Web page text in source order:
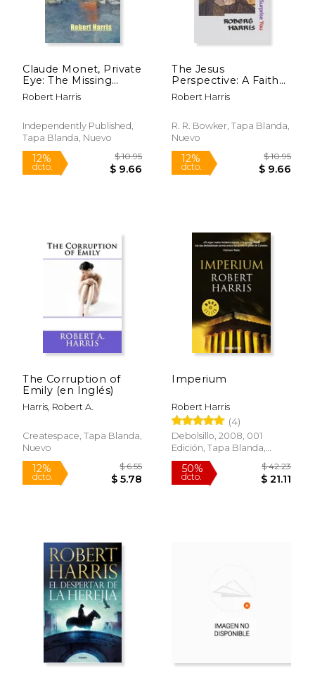
12%
dcto.
$ 9.95
$ 8.78
40%
dcto.
$
$
Claude Monet, Private
Eye: The Missing
Maltese (en Inglés)
Robert Harris
Independently Published,
Tapa Blanda, Nuevo
The Jesus
Perspective: A Faith
that May Surprise You
(en Inglés)
Robert Harris
R. R. Bowker, Tapa Blanda,
Nuevo
The Corruption of
Emily (en Inglés)
Harris, Robert A.
Createspace, Tapa Blanda,
Nuevo
Imperium
Robert Harris
(4)
Debolsillo, 2008, 001
Edición, Tapa Blanda,
Nuevo